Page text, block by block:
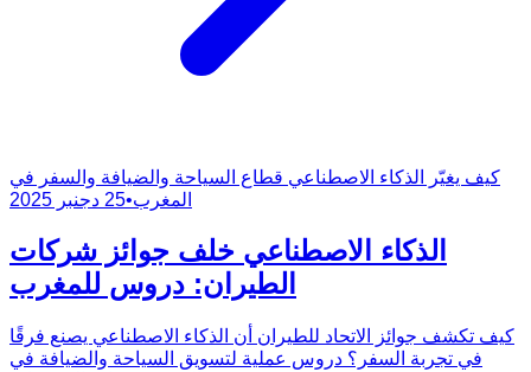
كيف يغيّر الذكاء الاصطناعي قطاع السياحة والضيافة والسفر في
المغرب•25 دجنبر 2025
الذكاء الاصطناعي خلف جوائز شركات
الطيران: دروس للمغرب
كيف تكشف جوائز الاتحاد للطيران أن الذكاء الاصطناعي يصنع فرقًا
في تجربة السفر؟ دروس عملية لتسويق السياحة والضيافة في